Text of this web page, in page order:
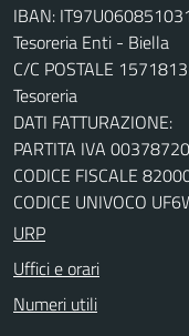
IBAN:
Tesoreria Enti - Biella
C/C POSTALE
Tesoreria
DATI FATTURAZIONE:
PARTITA IVA
CODICE FISCALE
CODICE UNIVOCO
URP
Uffici e orari
Numeri utili